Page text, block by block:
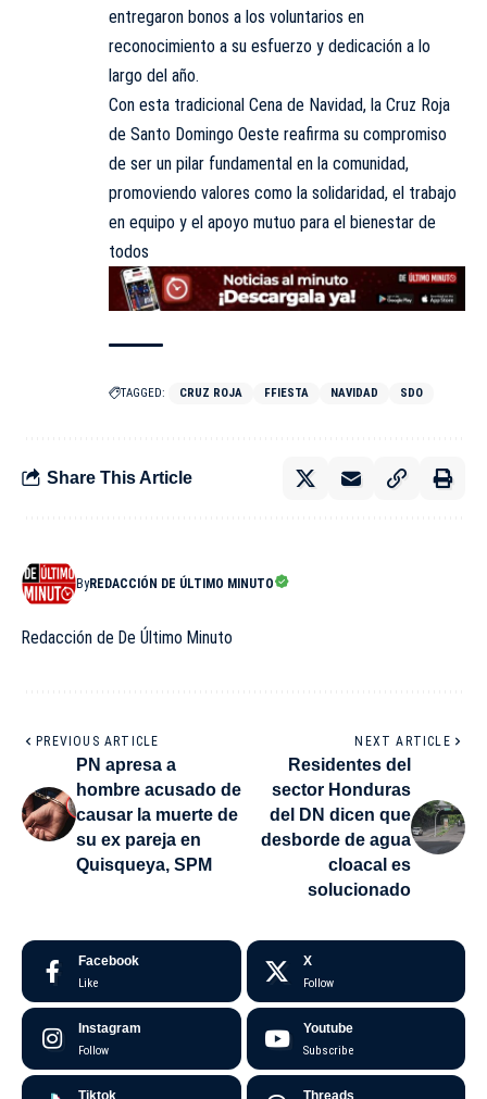
entregaron bonos a los voluntarios en
reconocimiento a su esfuerzo y dedicación a lo
largo del año.
Con esta tradicional Cena de Navidad, la Cruz Roja
de Santo Domingo Oeste reafirma su compromiso
de ser un pilar fundamental en la comunidad,
promoviendo valores como la solidaridad, el trabajo
en equipo y el apoyo mutuo para el bienestar de
todos
TAGGED: CRUZ ROJA FFIESTA NAVIDAD SDO
Share This Article
ByREDACCIÓN DE ÚLTIMO MINUTO
Redacción de De Último Minuto
PREVIOUS ARTICLE
PN apresa a
hombre acusado de
causar la muerte de
su ex pareja en
Quisqueya, SPM
NEXT ARTICLE
Residentes del
sector Honduras
del DN dicen que
desborde de agua
cloacal es
solucionado
Facebook
Like
X
Follow
Instagram
Follow
Youtube
Subscribe
Tiktok Threads